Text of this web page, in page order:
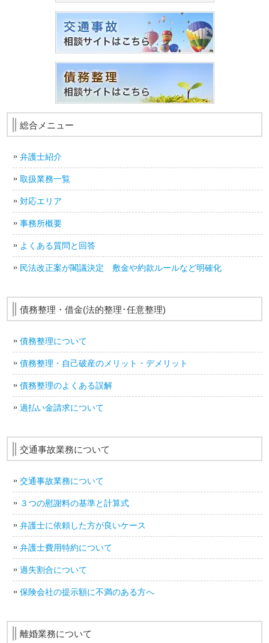
総合メニュー
弁護士紹介
取扱業務一覧
対応エリア
事務所概要
よくある質問と回答
民法改正案が閣議決定 敷金や約款ルールなど明確化
債務整理・借金(法的整理･任意整理)
債務整理について
債務整理・自己破産のメリット・デメリット
債務整理のよくある誤解
過払い金請求について
交通事故業務について
交通事故業務について
３つの慰謝料の基準と計算式
弁護士に依頼した方が良いケース
弁護士費用特約について
過失割合について
保険会社の提示額に不満のある方へ
離婚業務について